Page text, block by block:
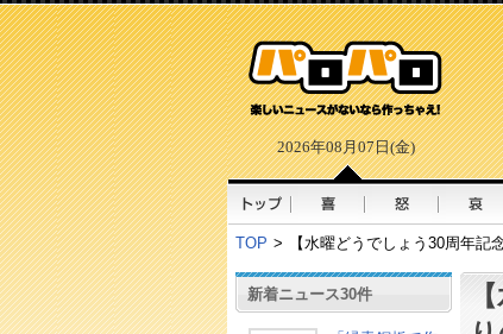
2026年08月07日(金)
TOP > 【水曜どうでしょう30周年記
新着ニュース30件